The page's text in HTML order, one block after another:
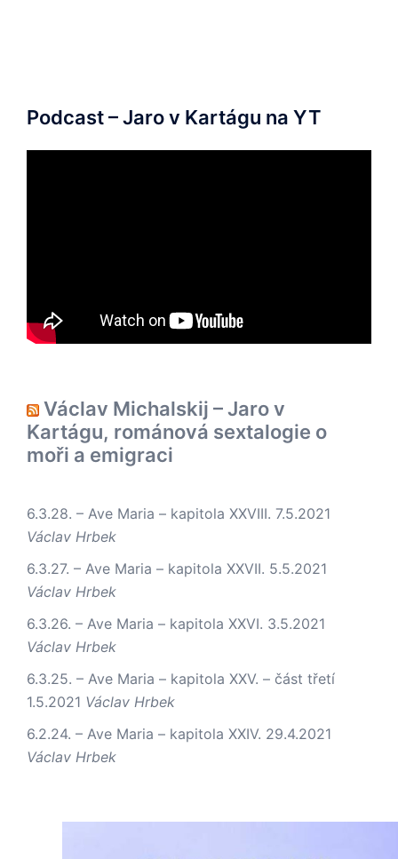
Podcast – Jaro v Kartágu na YT
Václav Michalskij – Jaro v
Kartágu, románová sextalogie o
moři a emigraci
6.3.28. – Ave Maria – kapitola XXVIII. 7.5.2021
Václav Hrbek
6.3.27. – Ave Maria – kapitola XXVII. 5.5.2021
Václav Hrbek
6.3.26. – Ave Maria – kapitola XXVI. 3.5.2021
Václav Hrbek
6.3.25. – Ave Maria – kapitola XXV. – část třetí
1.5.2021 Václav Hrbek
6.2.24. – Ave Maria – kapitola XXIV. 29.4.2021
Václav Hrbek